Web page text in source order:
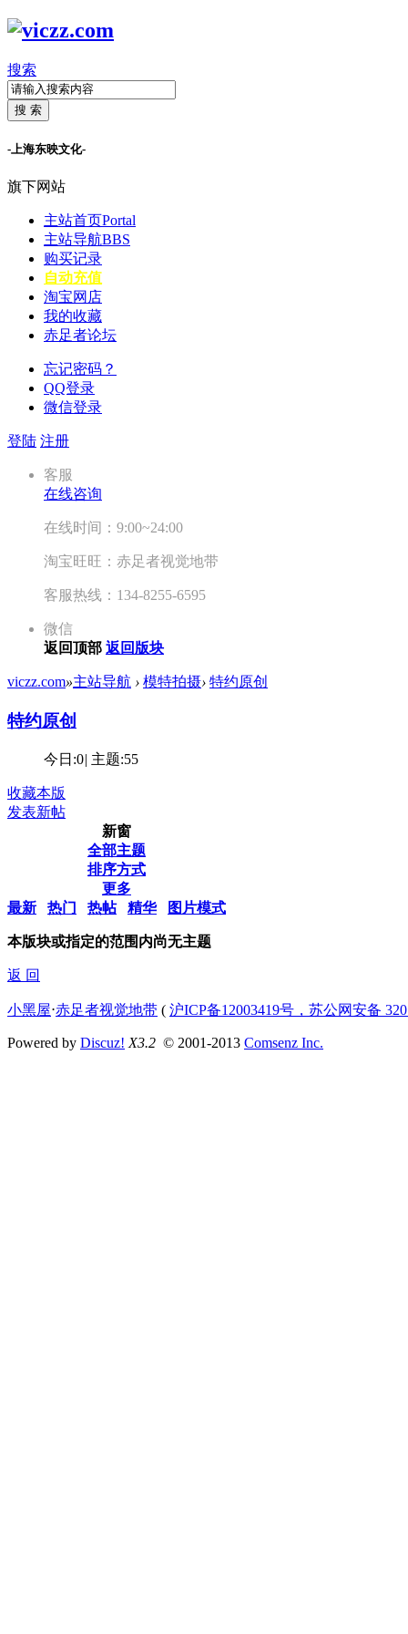
搜索
搜 索
-上海东映文化-
旗下网站
主站首页Portal
主站导航BBS
购买记录
自动充值
淘宝网店
我的收藏
赤足者论坛
忘记密码？
QQ登录
微信登录
登陆 注册
客服
在线咨询
在线时间：9:00~24:00
淘宝旺旺：赤足者视觉地带
客服热线：134-8255-6595
微信
返回顶部 返回版块
viczz.com»主站导航 › 模特拍摄› 特约原创
特约原创
今日:0| 主题:55
收藏本版
发表新帖
新窗
全部主题
排序方式
更多
最新
热门 热帖 精华 图片模式
本版块或指定的范围内尚无主题
返 回
小黑屋⋅赤足者视觉地带 ( 沪ICP备12003419号，苏公网安备
Powered by Discuz! X3.2 © 2001-2013 Comsenz Inc.